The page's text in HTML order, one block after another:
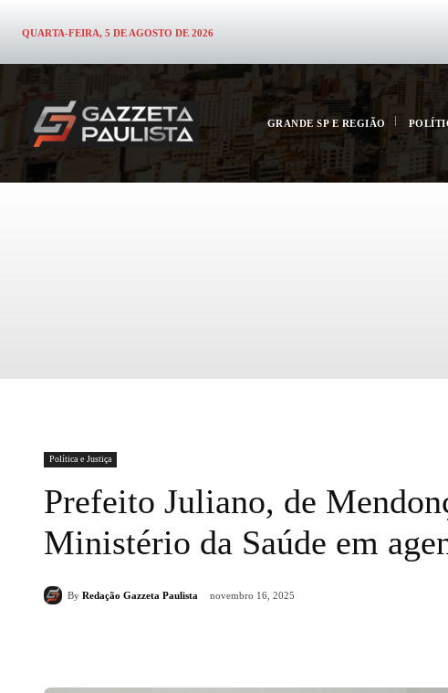
QUARTA-FEIRA, 5 DE AGOSTO DE 2026
GRANDE SP E REGIÃO
Política e Justiça
Prefeito Juliano, de
Ministério da Saúde em
By Redação Gazzeta Paulista novembro 16, 2025